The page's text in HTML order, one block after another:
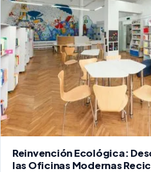
Reinvención Ecológica:
las Oficinas Modernas